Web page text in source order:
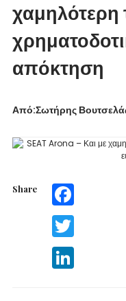
χαμηλότερη
απόκτηση
Από:Σωτήρης
Share Facebook
Twitter
LinkedIn